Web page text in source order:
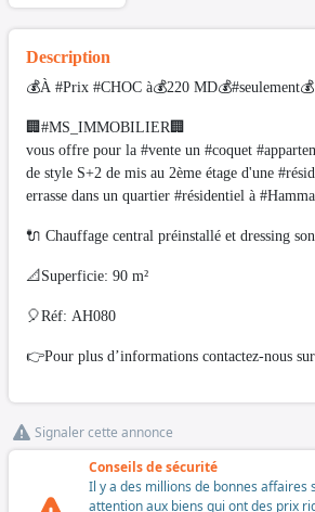
Description
💰À #Prix #CHOC à💰220 MD💰#seulement💰
🏢#MS_IMMOBILIER🏢
vous offre pour la #vente un #coquet
de style S+2 de mis au 2ème étage d'une
errasse dans un quartier #résidentiel à
🔌 Chauffage central préinstallé et dressing
📐Superficie: 90 m²
🎈Réf: AH080
👉Pour plus d’informations contactez-nous
Signaler cette annonce
Conseils de sécurité
Il y a des millions de bonnes affaires
attention aux biens qui ont des prix